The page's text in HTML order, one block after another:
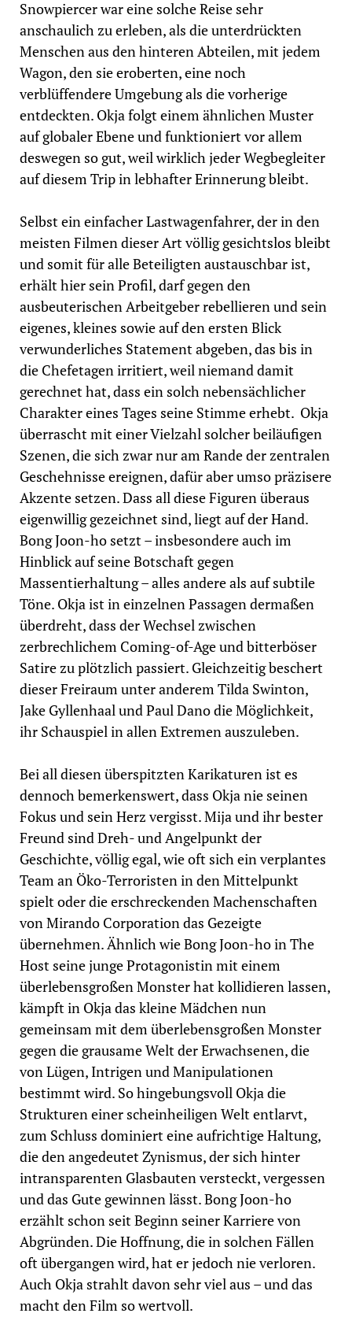
Snowpiercer war eine solche Reise sehr
anschaulich zu erleben, als die unterdrückten
Menschen aus den hinteren Abteilen, mit jedem
Wagon, den sie eroberten, eine noch
verblüffendere Umgebung als die vorherige
entdeckten. Okja folgt einem ähnlichen Muster
auf globaler Ebene und funktioniert vor allem
deswegen so gut, weil wirklich jeder Wegbegleiter
auf diesem Trip in lebhafter Erinnerung bleibt.
Selbst ein einfacher Lastwagenfahrer, der in den
meisten Filmen dieser Art völlig gesichtslos bleibt
und somit für alle Beteiligten austauschbar ist,
erhält hier sein Profil, darf gegen den
ausbeuterischen Arbeitgeber rebellieren und sein
eigenes, kleines sowie auf den ersten Blick
verwunderliches Statement abgeben, das bis in
die Chefetagen irritiert, weil niemand damit
gerechnet hat, dass ein solch nebensächlicher
Charakter eines Tages seine Stimme erhebt. Okja
überrascht mit einer Vielzahl solcher beiläufigen
Szenen, die sich zwar nur am Rande der zentralen
Geschehnisse ereignen, dafür aber umso präzisere
Akzente setzen. Dass all diese Figuren überaus
eigenwillig gezeichnet sind, liegt auf der Hand.
Bong Joon-ho setzt – insbesondere auch im
Hinblick auf seine Botschaft gegen
Massentierhaltung – alles andere als auf subtile
Töne. Okja ist in einzelnen Passagen dermaßen
überdreht, dass der Wechsel zwischen
zerbrechlichem Coming-of-Age und bitterböser
Satire zu plötzlich passiert. Gleichzeitig beschert
dieser Freiraum unter anderem Tilda Swinton,
Jake Gyllenhaal und Paul Dano die Möglichkeit,
ihr Schauspiel in allen Extremen auszuleben.
Bei all diesen überspitzten Karikaturen ist es
dennoch bemerkenswert, dass Okja nie seinen
Fokus und sein Herz vergisst. Mija und ihr bester
Freund sind Dreh- und Angelpunkt der
Geschichte, völlig egal, wie oft sich ein verplantes
Team an Öko-Terroristen in den Mittelpunkt
spielt oder die erschreckenden Machenschaften
von Mirando Corporation das Gezeigte
übernehmen. Ähnlich wie Bong Joon-ho in The
Host seine junge Protagonistin mit einem
überlebensgroßen Monster hat kollidieren lassen,
kämpft in Okja das kleine Mädchen nun
gemeinsam mit dem überlebensgroßen Monster
gegen die grausame Welt der Erwachsenen, die
von Lügen, Intrigen und Manipulationen
bestimmt wird. So hingebungsvoll Okja die
Strukturen einer scheinheiligen Welt entlarvt,
zum Schluss dominiert eine aufrichtige Haltung,
die den angedeutet Zynismus, der sich hinter
intransparenten Glasbauten versteckt, vergessen
und das Gute gewinnen lässt. Bong Joon-ho
erzählt schon seit Beginn seiner Karriere von
Abgründen. Die Hoffnung, die in solchen Fällen
oft übergangen wird, hat er jedoch nie verloren.
Auch Okja strahlt davon sehr viel aus – und das
macht den Film so wertvoll.